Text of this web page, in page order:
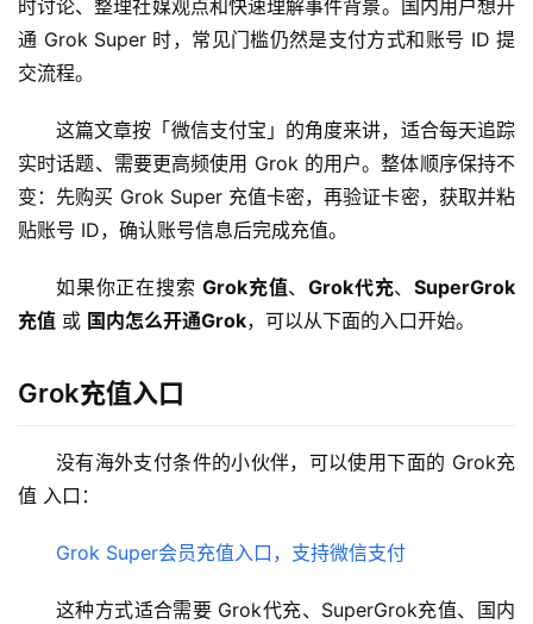
时讨论、整理社媒观点和快速理解事件背景。国内用户想开
通 Grok Super 时，常见门槛仍然是支付方式和账号 ID 提
交流程。
这篇文章按「微信支付宝」的角度来讲，适合每天追踪
实时话题、需要更高频使用 Grok 的用户。整体顺序保持不
变：先购买 Grok Super 充值卡密，再验证卡密，获取并粘
贴账号 ID，确认账号信息后完成充值。
如果你正在搜索 Grok充值、 Grok代充、 SuperGrok
充值 或 国内怎么开通Grok，可以从下面的入口开始。
Grok充值入口
没有海外支付条件的小伙伴，可以使用下面的 Grok充
值 入口：
Grok Super会员充值入口，支持微信支付
这种方式适合需要 Grok代充、SuperGrok充值、国内